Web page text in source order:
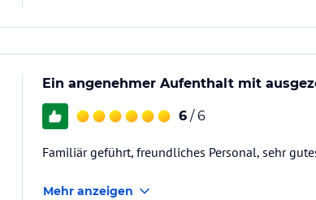
Ein angenehmer Aufenthalt mit
6 / 6
Familiär geführt, freundliches Personal, sehr
Mehr anzeigen